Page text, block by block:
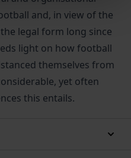
and, in view of the
legal form long since
light on how football
themselves from
yet often
this entails.